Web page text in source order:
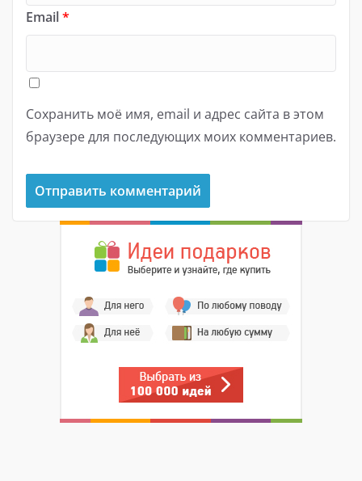
Email*
Сохранить моё имя, email и адрес сайта в этом
браузере для последующих моих комментариев.